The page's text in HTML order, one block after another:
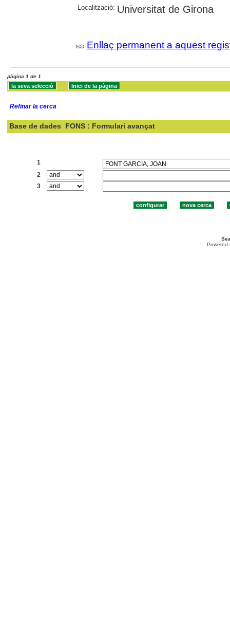
Localització: Universitat de Girona
Enllaç permanent a aquest
pàgina 1 de 1
Refinar la cerca
Base de dades FONS : Formulari avançat
1
2
3
Powered